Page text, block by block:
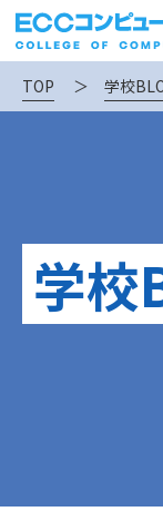
TOP ＞ 学校
学校